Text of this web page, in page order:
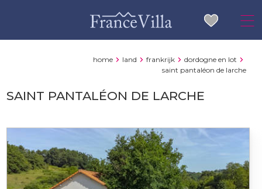
home land frankrijk
dordogne en lot
saint pantaléon de larche
SAINT PANTALÉON DE LARCHE